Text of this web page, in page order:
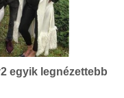
egyik legnézettebb